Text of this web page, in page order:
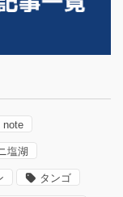
note
塩湖
タンゴ